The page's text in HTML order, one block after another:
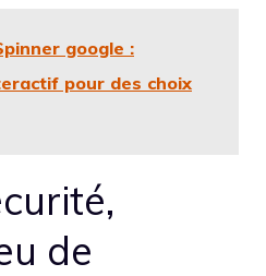
google :
pour des choix
de